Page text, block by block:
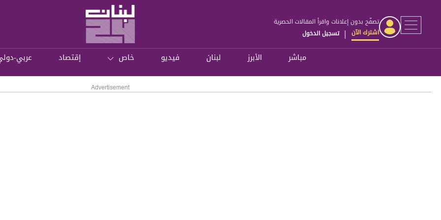
تصفّح بدون إعلانات واقرأ المقالات الحصرية
اشترك الآن | تسجيل الدخول
مباشر الأبرز لبنان فيديو خاص إقتصاد عربي-
Advertisement